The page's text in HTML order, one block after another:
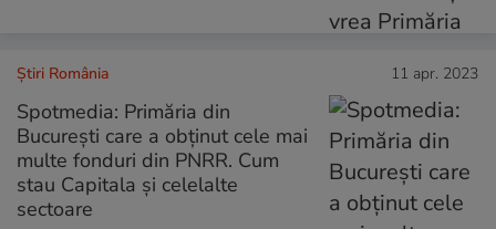
Știri România 11 apr. 2023
Spotmedia: Primăria din
București care a obținut cele mai
multe fonduri din PNRR. Cum
stau Capitala și celelalte
sectoare